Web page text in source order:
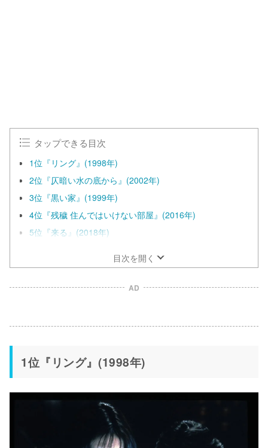
タップできる目次
1位『リング』(1998年)
2位『仄暗い水の底から』(2002年)
3位『黒い家』(1999年)
4位『残穢 住んではいけない部屋』(2016年)
5位『来る』(2018年)
目次を開く
AD
1位『リング』(1998年)